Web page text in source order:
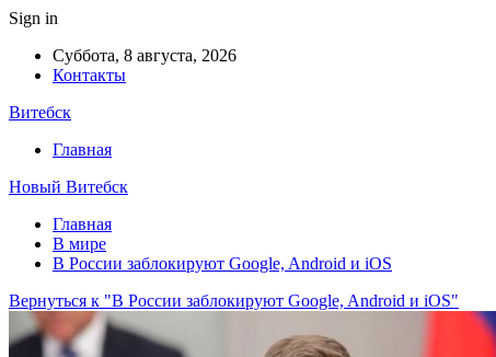
Sign in
Суббота, 8 августа, 2026
Контакты
Витебск
Главная
Новый Витебск
Главная
В мире
В России заблокируют Google, Android и iOS
Вернуться к "В России заблокируют Google, Android и iOS"